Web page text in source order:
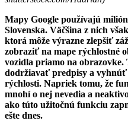
Mapy Google používajú
Slovenska. Väčšina z nich
ktorá môže výrazne zlepšiť
zobraziť na mape rýchlostné
vozidla priamo na
dodržiavať predpisy a vyhnúť
rýchlosti. Napriek tomu, že
mnohí o nej nevedia a
ako túto užitočnú funkciu
ešte dnes.